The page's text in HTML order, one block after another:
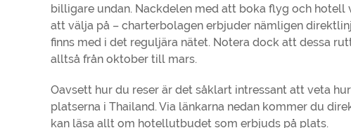
billigare undan. Nackdelen med att boka flyg och
att välja på – charterbolagen erbjuder nämligen
finns med i det reguljära nätet. Notera dock att dessa
alltså från oktober till mars.
Oavsett hur du reser är det såklart intressant att veta
platserna i Thailand. Via länkarna nedan kommer du
kan läsa allt om hotellutbudet som erbjuds på plats.